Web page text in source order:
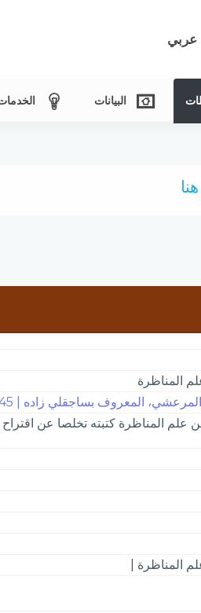
عربي
البيانات
المناظرة
المعروف بساجقلي زاده | 1145
من علم المناظرة كتبته تخلصا عن
المناظرة